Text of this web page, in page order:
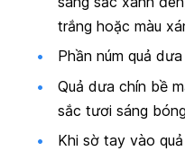
trắng hoặc màu
Phần núm quả
Quả dưa chín bề
sắc tươi sáng
Khi sờ tay vào